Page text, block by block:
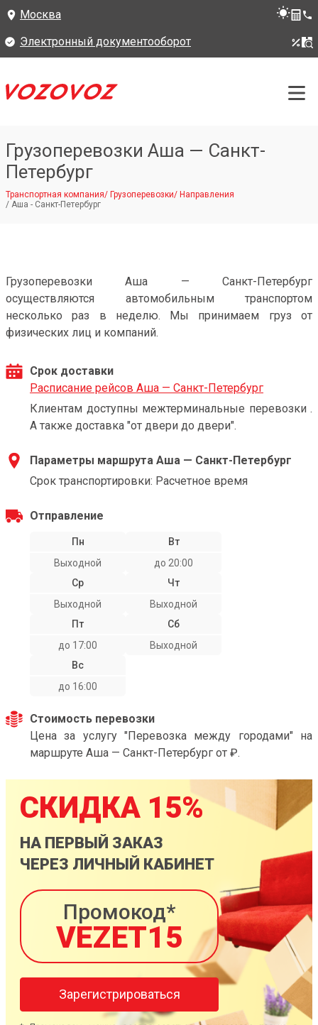
Москва
Электронный документооборот
Грузоперевозки Аша — Санкт-
Петербург
Транспортная компания/ Грузоперевозки/ Направления
/ Аша - Санкт-Петербург
Грузоперевозки Аша — Санкт-Петербург
осуществляются автомобильным транспортом
несколько раз в неделю. Мы принимаем груз от
физических лиц и компаний.
Срок доставки
Расписание рейсов Аша — Санкт-Петербург
Клиентам доступны межтерминальные перевозки .
А также доставка "от двери до двери".
Параметры маршрута Аша — Санкт-Петербург
Срок транспортировки: Расчетное время
Отправление
Пн
Выходной
Вт
до 20:00
Ср
Выходной
Чт
Выходной
Пт
до 17:00
Сб
Выходной
Вс
до 16:00
Стоимость перевозки
Цена за услугу "Перевозка между городами" на
маршруте Аша — Санкт-Петербург от ₽.
СКИДКА 15%
НА ПЕРВЫЙ ЗАКАЗ
ЧЕРЕЗ ЛИЧНЫЙ КАБИНЕТ
Промокод*
VEZET15
Зарегистрироваться